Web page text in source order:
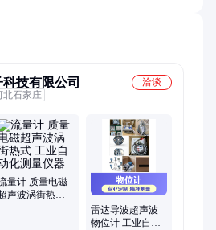
技有限公司
洽谈
北石家庄
量计 质量电磁
声波涡街热式
雷达导波超声波
物位计 工业自动